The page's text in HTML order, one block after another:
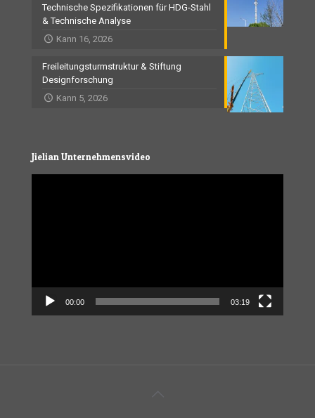
Technische Spezifikationen für HDG-Stahl
& Technische Analyse
Kann 16, 2026
Freileitungsturmstruktur & Stiftung
Designforschung
Kann 5, 2026
Jielian Unternehmensvideo
00:00 03:19